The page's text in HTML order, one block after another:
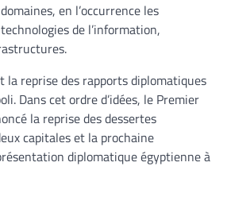
en l’occurrence les
de l’information,
la reprise des rapports diplomatiques
Dans cet ordre d’idées, le Premier
la reprise des dessertes
capitales et la prochaine
diplomatique égyptienne à